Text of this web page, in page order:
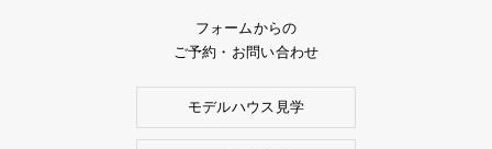
フォームからの
ご予約・お問い合わせ
モデルハウス見学